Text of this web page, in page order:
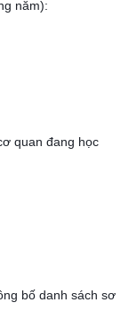
năm):
quan đang học
bố danh sách sơ